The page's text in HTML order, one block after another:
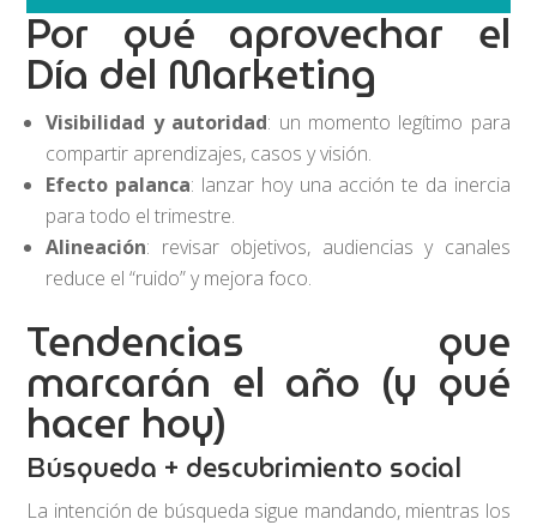
Por qué aprovechar el
Día del Marketing
Visibilidad y autoridad: un momento legítimo para
compartir aprendizajes, casos y visión.
Efecto palanca: lanzar hoy una acción te da inercia
para todo el trimestre.
Alineación: revisar objetivos, audiencias y canales
reduce el “ruido” y mejora foco.
Tendencias que
marcarán el año (y qué
hacer hoy)
Búsqueda + descubrimiento social
La intención de búsqueda sigue mandando, mientras los